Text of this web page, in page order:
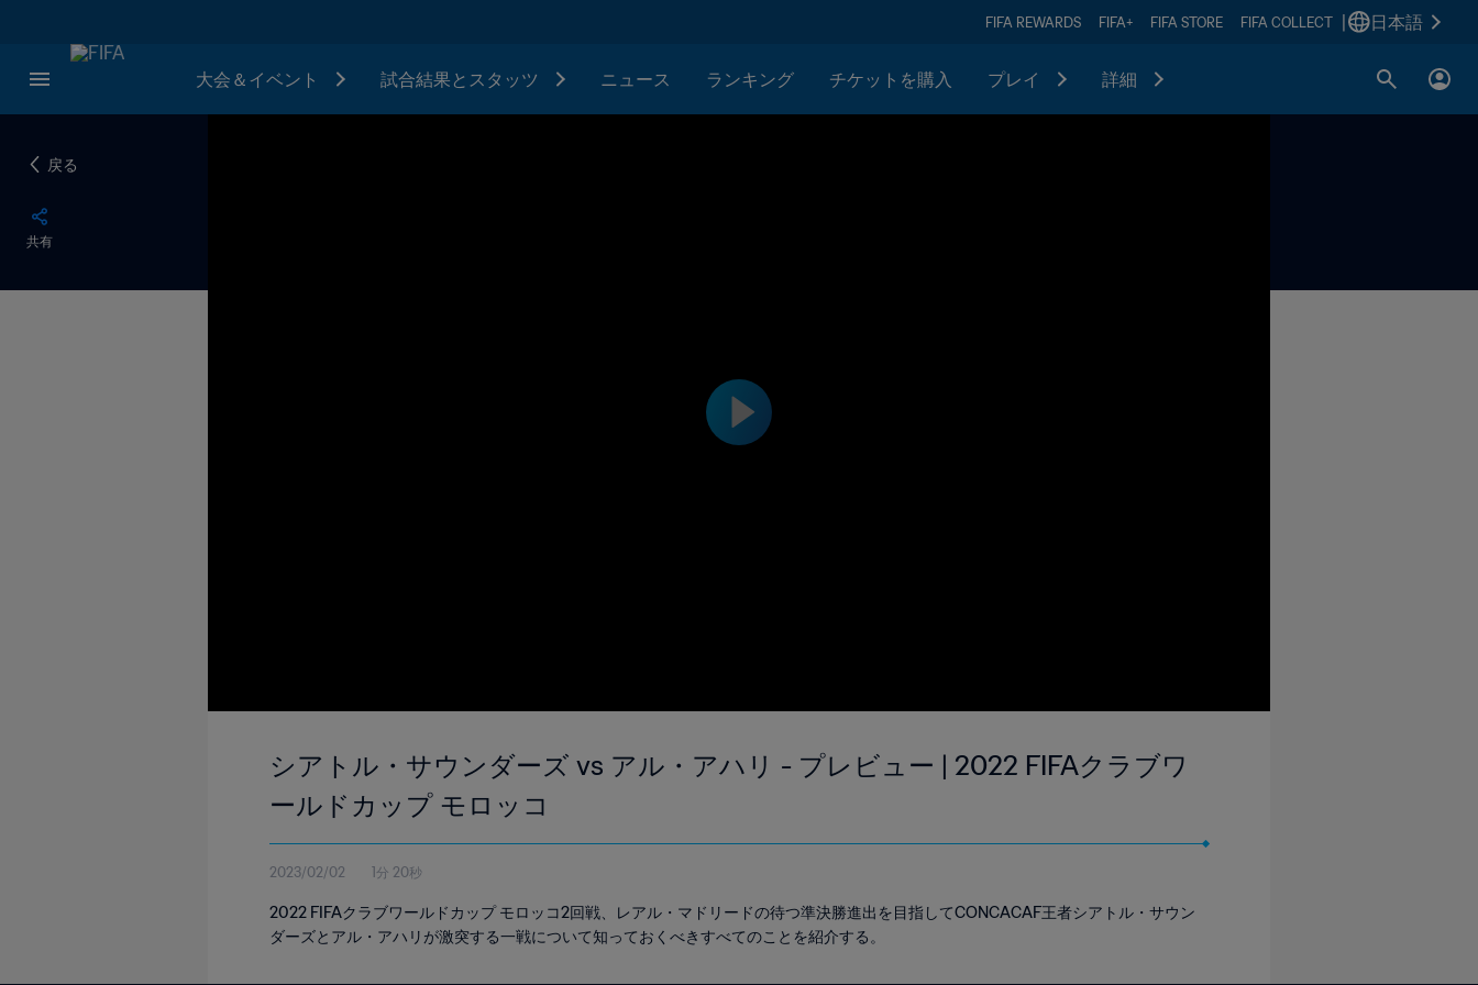
FIFA REWARDS FIFA+ FIFA STORE FIFA COLLECT 日本語
大会＆イベント 試合結果とスタッツ ニュース ランキング チケットを購入 プレイ 詳細
戻る
共有
シアトル・サウンダーズ vs アル・アハリ - プレビュー | 2022 FIFAクラブワ
ールドカップ モロッコ
2023/02/02 1分 20秒
2022 FIFAクラブワールドカップ モロッコ2回戦、レアル・マドリードの待つ準決勝進出を目指してCONCACAF王者シアトル・サウン
ダーズとアル・アハリが激突する一戦について知っておくべきすべてのことを紹介する。